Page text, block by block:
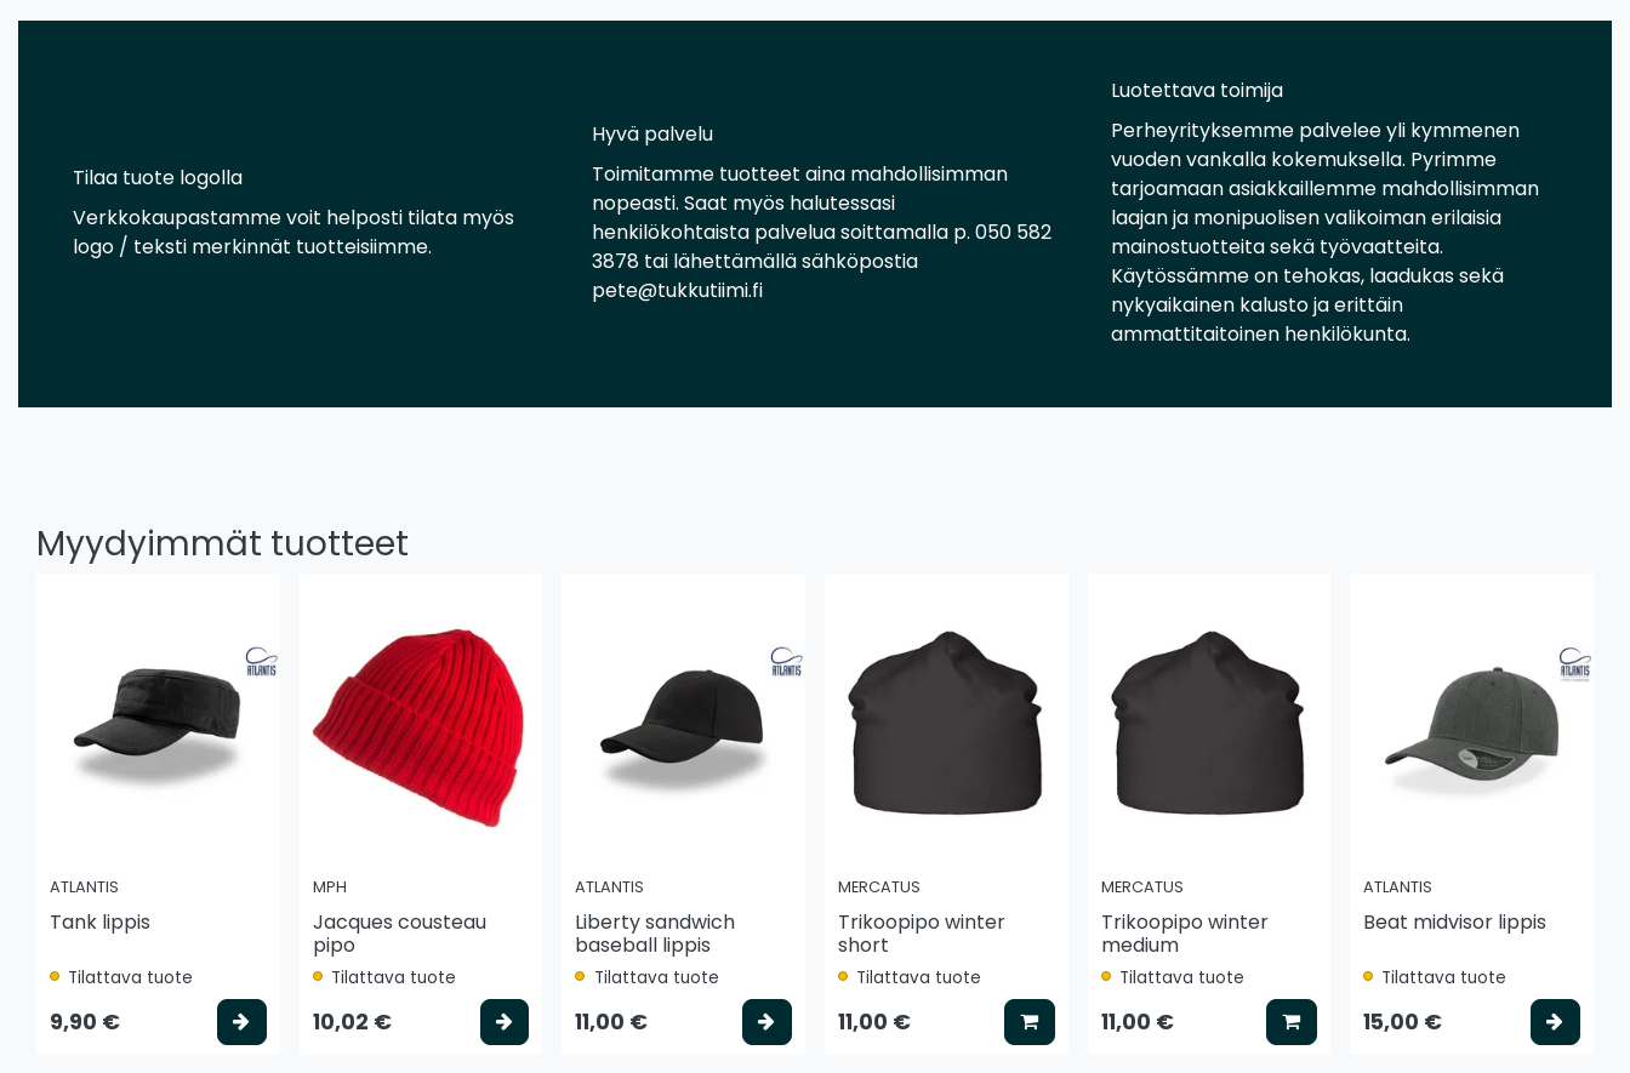
Tilaa tuote logolla
Verkkokaupastamme voit helposti tilata myös
logo / teksti merkinnät tuotteisiimme.
Hyvä palvelu
Toimitamme tuotteet aina mahdollisimman
nopeasti. Saat myös halutessasi
henkilökohtaista palvelua soittamalla p. 050 582
3878 tai lähettämällä sähköpostia
pete@tukkutiimi.fi
Luotettava toimija
Perheyrityksemme palvelee yli kymmenen
vuoden vankalla kokemuksella. Pyrimme
tarjoamaan asiakkaillemme mahdollisimman
laajan ja monipuolisen valikoiman erilaisia
mainostuotteita sekä työvaatteita.
Käytössämme on tehokas, laadukas sekä
nykyaikainen kalusto ja erittäin
ammattitaitoinen henkilökunta.
Myydyimmät tuotteet
ATLANTIS
Tank lippis
Tilattava tuote
9,90 € Valitse vaihtoehto
MPH
Jacques cousteau
pipo
Tilattava tuote
10,02 € Valitse vaihtoehto
ATLANTIS
Liberty sandwich
baseball lippis
Tilattava tuote
11,00 € Valitse vaihtoehto
MERCATUS
Trikoopipo winter
short
Tilattava tuote
11,00 € Lisää koriin
MERCATUS
Trikoopipo winter
medium
Tilattava tuote
11,00 € Lisää koriin
ATLANTIS
Beat midvisor lippis
Tilattava tuote
15,00 €